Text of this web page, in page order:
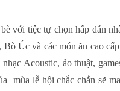
với tiệc tự chọn hấp dẫn
Úc và các món ăn cao
Acoustic, ảo thuật,
mùa lễ hội chắc chắn sẽ